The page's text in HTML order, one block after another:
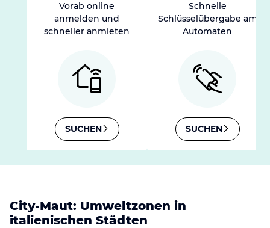
Vorab online
anmelden und
schneller anmieten
SUCHEN
Schnelle
Schlüsselübergabe am
Automaten
SUCHEN
City-Maut: Umweltzonen in
italienischen Städten